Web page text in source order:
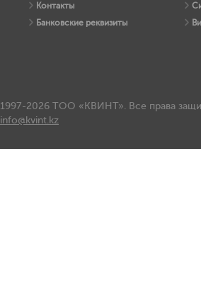
Контакты
Банковские реквизиты
1997-2026 ТОО «КВИНТ». Все права
info@kvint.kz